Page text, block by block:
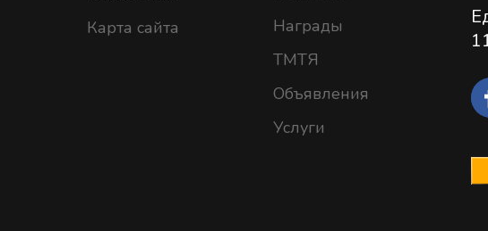
Карта сайта
Награды
ТМТЯ
Объявления
Услуги